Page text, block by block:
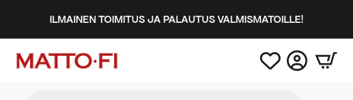
ILMAINEN TOIMITUS JA PALAUTUS VALMISMATOILLE!